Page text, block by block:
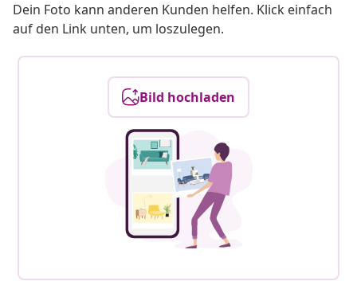
Dein Foto kann anderen Kunden helfen. Klick einfach
auf den Link unten, um loszulegen.
Bild hochladen